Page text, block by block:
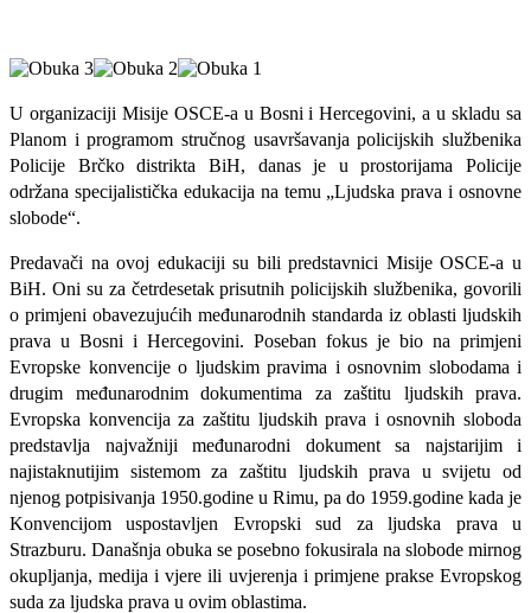
U organizaciji Misije OSCE-a u Bosni i Hercegovini, a u skladu sa
Planom i programom stručnog usavršavanja policijskih službenika
Policije Brčko distrikta BiH, danas je u prostorijama Policije
održana specijalistička edukacija na temu „Ljudska prava i osnovne
slobode“.
Predavači na ovoj edukaciji su bili predstavnici Misije OSCE-a u
BiH. Oni su za četrdesetak prisutnih policijskih službenika, govorili
o primjeni obavezujućih međunarodnih standarda iz oblasti ljudskih
prava u Bosni i Hercegovini. Poseban fokus je bio na primjeni
Evropske konvencije o ljudskim pravima i osnovnim slobodama i
drugim međunarodnim dokumentima za zaštitu ljudskih prava.
Evropska konvencija za zaštitu ljudskih prava i osnovnih sloboda
predstavlja najvažniji međunarodni dokument sa najstarijim i
najistaknutijim sistemom za zaštitu ljudskih prava u svijetu od
njenog potpisivanja 1950.godine u Rimu, pa do 1959.godine kada je
Konvencijom uspostavljen Evropski sud za ljudska prava u
Strazburu. Današnja obuka se posebno fokusirala na slobode mirnog
okupljanja, medija i vjere ili uvjerenja i primjene prakse Evropskog
suda za ljudska prava u ovim oblastima.